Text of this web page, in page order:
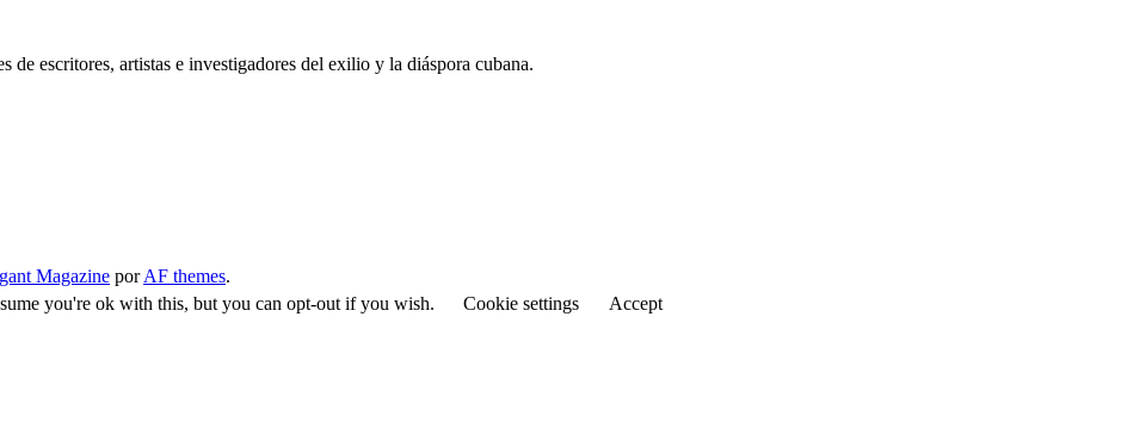
escritores, artistas e investigadores del exilio y la diáspora cubana.
Magazine porAF themes.
you're ok with this, but you can opt-out if you wish.
Cookie settings Accept